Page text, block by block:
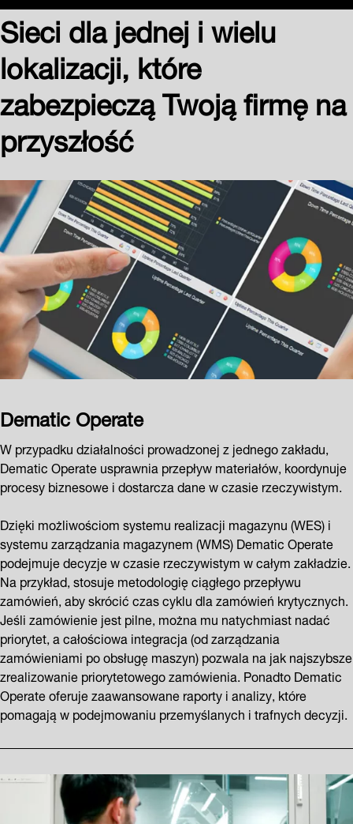
Sieci dla jednej i wielu
lokalizacji, które
zabezpieczą Twoją firmę na
przyszłość
Dematic Operate
W przypadku działalności prowadzonej z jednego zakładu,
Dematic Operate usprawnia przepływ materiałów, koordynuje
procesy biznesowe i dostarcza dane w czasie rzeczywistym.
Dzięki możliwościom systemu realizacji magazynu (WES) i
systemu zarządzania magazynem (WMS) Dematic Operate
podejmuje decyzje w czasie rzeczywistym w całym zakładzie.
Na przykład, stosuje metodologię ciągłego przepływu
zamówień, aby skrócić czas cyklu dla zamówień krytycznych.
Jeśli zamówienie jest pilne, można mu natychmiast nadać
priorytet, a całościowa integracja (od zarządzania
zamówieniami po obsługę maszyn) pozwala na jak najszybsze
zrealizowanie priorytetowego zamówienia. Ponadto Dematic
Operate oferuje zaawansowane raporty i analizy, które
pomagają w podejmowaniu przemyślanych i trafnych decyzji.